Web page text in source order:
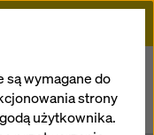
Hampton Hotel w
wymagane do
strony
użytkownika.